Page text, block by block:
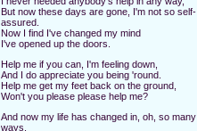
Did you think that money was heaven sent?
Friday night arrives without a suitcase,
Sunday morning creeping like a nun.
Monday's child has learned
to tie his bootlace.
See how they run!
Lady Madonna, baby at your breast
Wonders how you manage to feed the rest.
See how they run!
But now these days are gone, I'm not so self-
assured.
Now I find I've changed my mind
I've opened up the doors.
Help me if you can, I'm feeling down,
And I do appreciate you being 'round.
Help me get my feet back on the ground,
Won't you please please help me?
And now my life has changed in, oh, so many
ways,